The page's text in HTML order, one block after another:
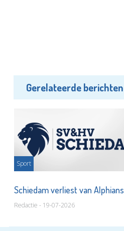
Gerelateerde berichten
Sport
Schiedam verliest van Alphians
Redactie - 19-07-2026